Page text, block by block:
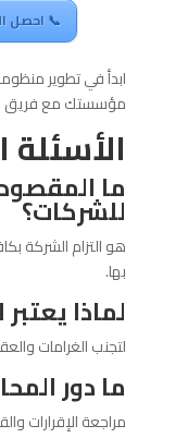
📞 احصل
ابدأ في تطوير
مؤسستك مع فريق
ما
للشركات؟
هو التزام الشركة
بها.
لماذا
لتجنب الغرامات
ما دور
مراجعة الإقرارات